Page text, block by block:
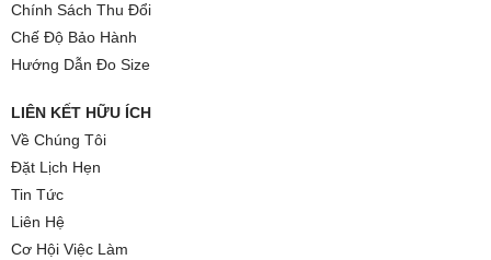
Chính Sách Thu Đổi
Chế Độ Bảo Hành
Hướng Dẫn Đo Size
LIÊN KẾT HỮU ÍCH
Về Chúng Tôi
Đặt Lịch Hẹn
Tin Tức
Liên Hệ
Cơ Hội Việc Làm